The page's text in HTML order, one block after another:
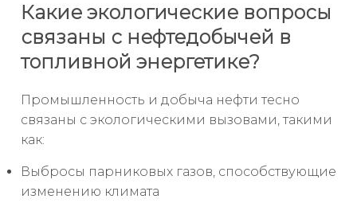
Какие экологические вопросы
связаны с нефтедобычей в
топливной энергетике?
Промышленность и добыча нефти тесно
связаны с экологическими вызовами, такими
как:
Выбросы парниковых газов, способствующие
изменению климата